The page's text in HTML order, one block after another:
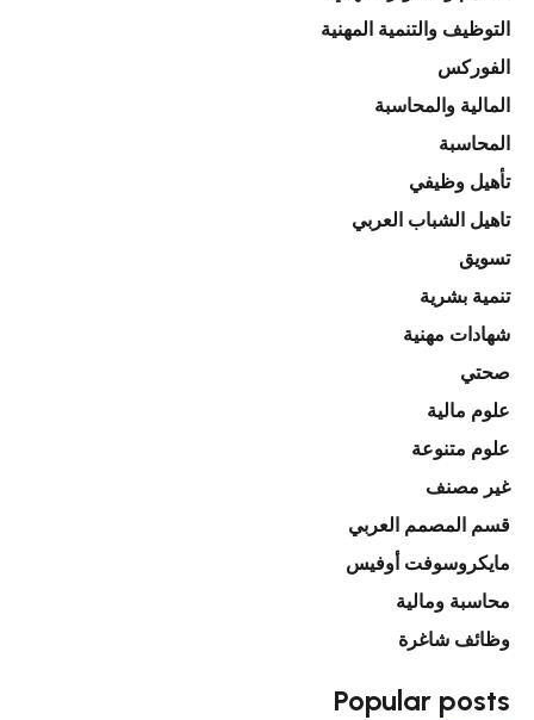
التوظيف والتنمية المهنية
الفوركس
المالية والمحاسبة
المحاسبة
تأهيل وظيفي
تاهيل الشباب العربي
تسويق
تنمية بشرية
شهادات مهنية
صحتي
علوم مالية
علوم متنوعة
غير مصنف
قسم المصمم العربي
مايكروسوفت أوفيس
محاسبة ومالية
وظائف شاغرة
Popular posts